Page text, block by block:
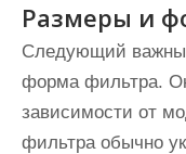
Размеры и
Следующий
форма фильтра.
зависимости от
фильтра обычно